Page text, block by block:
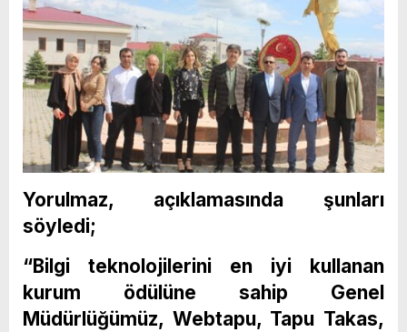
Yorulmaz, açıklamasında şunları
söyledi;
“Bilgi teknolojilerini en iyi kullanan
kurum ödülüne sahip Genel
Müdürlüğümüz, Webtapu, Tapu Takas,